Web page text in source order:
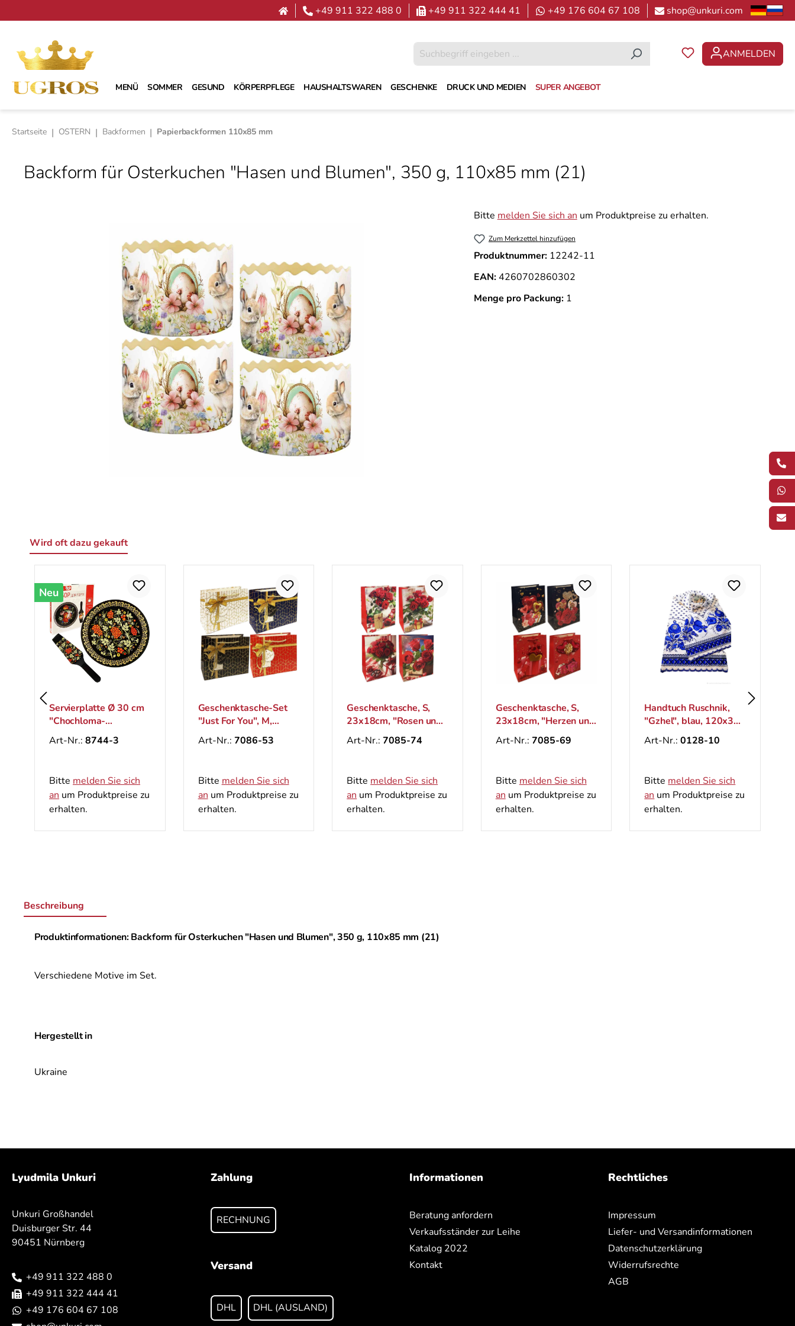
+49 911 322 488 0 +49 911 322 444 41 +49 176 604 67 108 shop@unkuri.com
DU HAST 0
ANMELDEN
MENÜ SOMMER GESUND KÖRPERPFLEGE HAUSHALTSWAREN GESCHENKE DRUCK UND MEDIEN SUPER ANGEBOT
Startseite | OSTERN | Backformen | Papierbackformen 110х85 mm
Backform für Osterkuchen "Hasen und Blumen", 350 g, 110х85 mm (21)
Bitte melden Sie sich an um Produktpreise zu erhalten.
Zum Merkzettel hinzufügen
Produktnummer: 12242-11
EAN:4260702860302
Menge pro Packung: 1
Wird oft dazu gekauft
Neu
Servierplatte Ø 30 cm
"Chochloma-
Eberesche" mit
Kuchenspatel für die
Art-Nr.: 8744-3
Bitte melden Sie sich
an um Produktpreise zu
erhalten.
Geschenktasche-Set
"Just For You", M,
26x33 cm
Art-Nr.: 7086-53
Bitte melden Sie sich
an um Produktpreise zu
erhalten.
Geschenktasche, S,
23x18cm, "Rosen und
Geschenk 3D"
Art-Nr.:7085-74
Bitte melden Sie sich
an um Produktpreise zu
erhalten.
Geschenktasche, S,
23x18cm, "Herzen und
Rosen"
Art-Nr.: 7085-69
Bitte melden Sie sich
an um Produktpreise zu
erhalten.
Handtuch Ruschnik,
"Gzhel", blau, 120х35
cm
Art-Nr.:0128-10
Bitte melden Sie sich
an um Produktpreise zu
erhalten.
Beschreibung
Produktinformationen: Backform für Osterkuchen "Hasen und Blumen", 350 g, 110х85 mm (21)
Verschiedene Motive im Set.
Hergestellt in
Ukraine
Lyudmila Unkuri
Unkuri Großhandel
Duisburger Str. 44
90451 Nürnberg
+49 911 322 488 0
+49 911 322 444 41
+49 176 604 67 108
Zahlung
RECHNUNG
Versand
DHL DHL (AUSLAND)
Informationen
Beratung anfordern
Verkaufsständer zur Leihe
Katalog 2022
Kontakt
Rechtliches
Impressum
Liefer- und Versandinformationen
Datenschutzerklärung
Widerrufsrechte
AGB